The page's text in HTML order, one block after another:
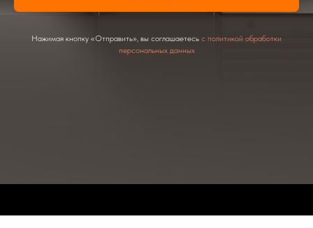
Нажимая кнопку «Отправить», вы соглашаетесь с политикой обработки
персональных данных